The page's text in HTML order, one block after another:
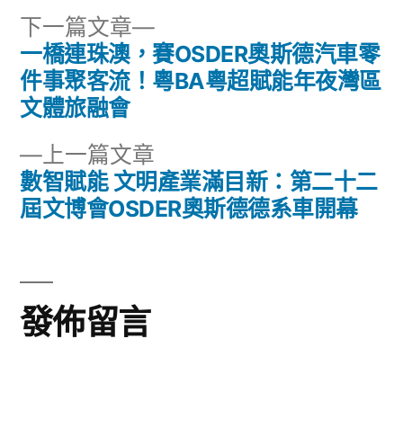
文
章
導
覽
上一篇文章
一
篇
數智賦能 文明產業滿目新：第二十二
屆文博會OSDER奧斯德德系車開幕
下一篇文章
下
一
篇
一橋連珠澳，賽OSDER奧斯德汽車零
件事聚客流！粵BA粵超賦能年夜灣區
文體旅融會
發佈留言